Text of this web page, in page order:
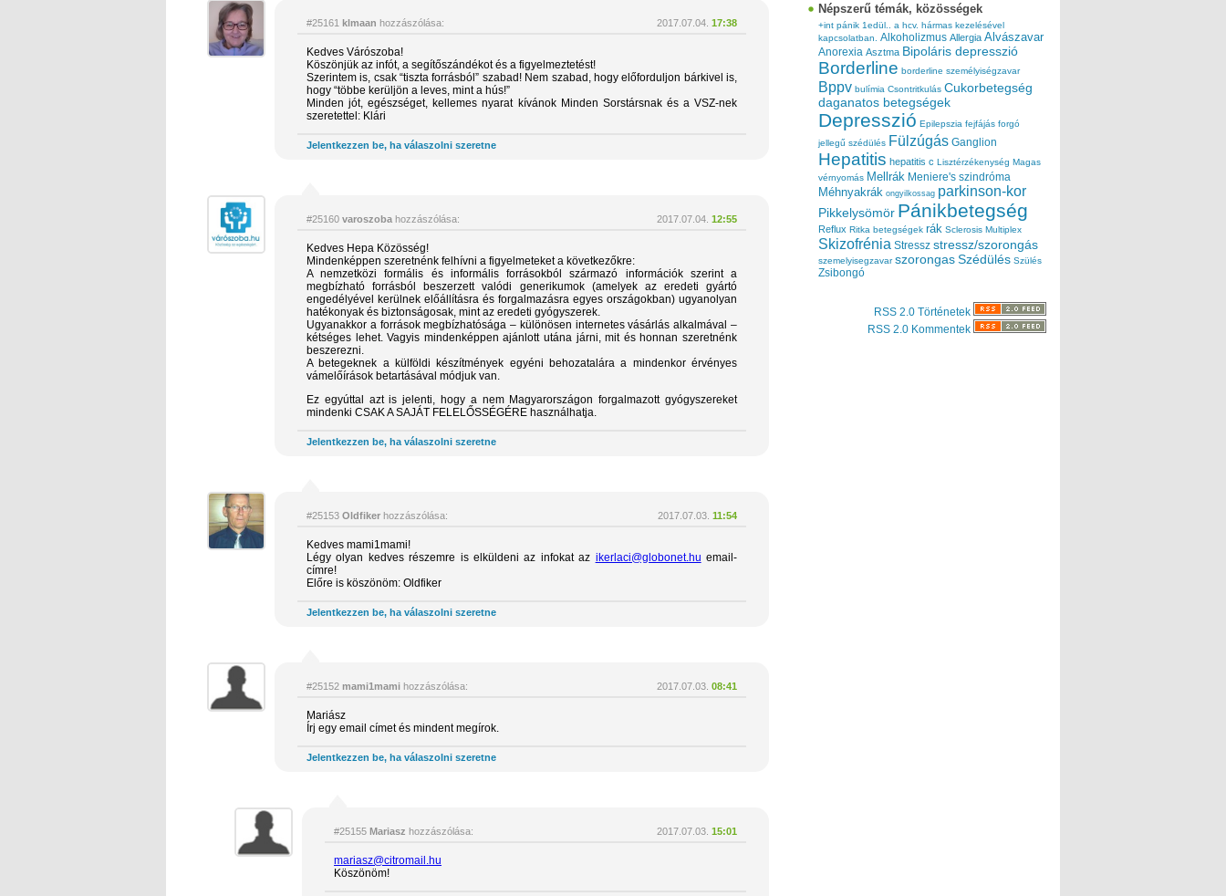
#25161 klmaan hozzászólása: 2017.07.04. 17:38
Kedves Várószoba!
Köszönjük az infót, a segítőszándékot és a figyelmeztetést!
Szerintem is, csak “tiszta forrásból” szabad! Nem szabad, hogy előforduljon bárkivel is,
hogy “többe kerüljön a leves, mint a hús!”
Minden jót, egészséget, kellemes nyarat kívánok Minden Sorstársnak és a VSZ-nek
szeretettel: Klári
Jelentkezzen be, ha válaszolni szeretne
#25160 varoszoba hozzászólása: 2017.07.04. 12:55
Kedves Hepa Közösség!
Mindenképpen szeretnénk felhívni a figyelmeteket a következőkre:
A nemzetközi formális és informális forrásokból származó információk szerint a
megbízható forrásból beszerzett valódi generikumok (amelyek az eredeti gyártó
engedélyével kerülnek előállításra és forgalmazásra egyes országokban) ugyanolyan
hatékonyak és biztonságosak, mint az eredeti gyógyszerek.
Ugyanakkor a források megbízhatósága – különösen internetes vásárlás alkalmával –
kétséges lehet. Vagyis mindenképpen ajánlott utána járni, mit és honnan szeretnénk
beszerezni.
A betegeknek a külföldi készítmények egyéni behozatalára a mindenkor érvényes
vámelőírások betartásával módjuk van.
Ez egyúttal azt is jelenti, hogy a nem Magyarországon forgalmazott gyógyszereket
mindenki CSAK A SAJÁT FELELŐSSÉGÉRE használhatja.
Jelentkezzen be, ha válaszolni szeretne
#25153 Oldfiker hozzászólása: 2017.07.03. 11:54
Kedves mami1mami!
Légy olyan kedves részemre is elküldeni az infokat az ikerlaci@globonet.hu email-
címre!
Előre is köszönöm: Oldfiker
Jelentkezzen be, ha válaszolni szeretne
#25152 mami1mami hozzászólása: 2017.07.03. 08:41
Mariász
Írj egy email címet és mindent megírok.
Jelentkezzen be, ha válaszolni szeretne
#25155 Mariasz hozzászólása: 2017.07.03. 15:01
mariasz@citromail.hu
Köszönöm!
Népszerű témák, közösségek
+int pánik 1edül..
a hcv. hármas kezelésével
kapcsolatban.
Alkoholizmus Allergia Alvászavar
Anorexia Asztma Bipoláris depresszió
Borderline borderline személyiségzavar
Bppv bulímia Csontritkulás Cukorbetegség
daganatos betegségek
Depresszió Epilepszia fejfájás forgó
jellegű szédülés Fülzúgás Ganglion
Hepatitis hepatitis c Lisztérzékenység Magas
vérnyomás Mellrák Meniere's szindróma
Méhnyakrák ongyilkossag parkinson-kor
Pikkelysömör Pánikbetegség
Reflux Ritka betegségek rák Sclerosis Multiplex
Skizofrénia Stressz stressz/szorongás
szemelyisegzavar szorongas Szédülés Szülés
Zsibongó
RSS 2.0 Történetek
RSS 2.0 Kommentek